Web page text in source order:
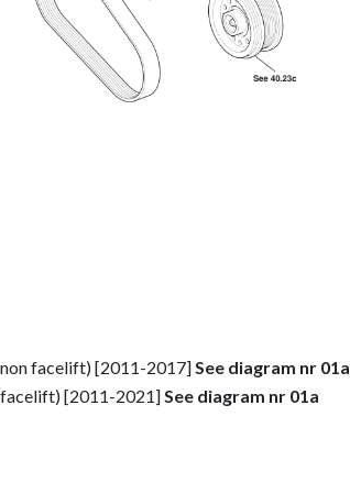
facelift) [2011-2017] See diagram nr 01a
[2011-2021] See diagram nr 01a